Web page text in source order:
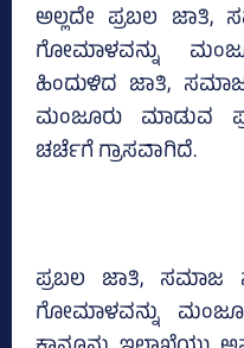
ಅಲ್ಲದೇ ಪ್ರಬಲ ಜಾತಿ,
ಗೋಮಾಳವನ್ನು
ಹಿಂದುಳಿದ ಜಾತಿ,
ಮಂಜೂರು ಮಾಡುವ
ಚರ್ಚೆಗೆ ಗ್ರಾಸವಾಗಿದೆ.
ಪ್ರಬಲ ಜಾತಿ, ಸಮಾಜ
ಗೋಮಾಳವನ್ನು